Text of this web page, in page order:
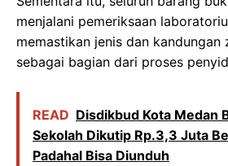
menjalani pemeriksaan
memastikan jenis dan
sebagai bagian dari proses
READ Disdikbud Kota Medan
Sekolah Dikutip Rp.3,3 Juta
Padahal Bisa Diunduh